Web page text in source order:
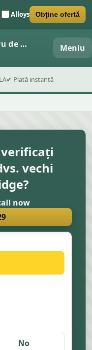
Alloys Obține ofertă
Bamber Bridge Centru de dezmembrări auto Meniu
✔ Plată instantă
vechi
now
No